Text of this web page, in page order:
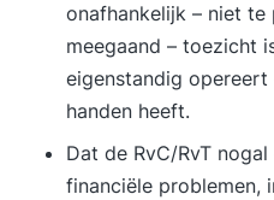
onafhankelijk – niet
meegaand – toezicht
eigenstandig
handen heeft.
Dat de RvC/RvT
financiële problemen,